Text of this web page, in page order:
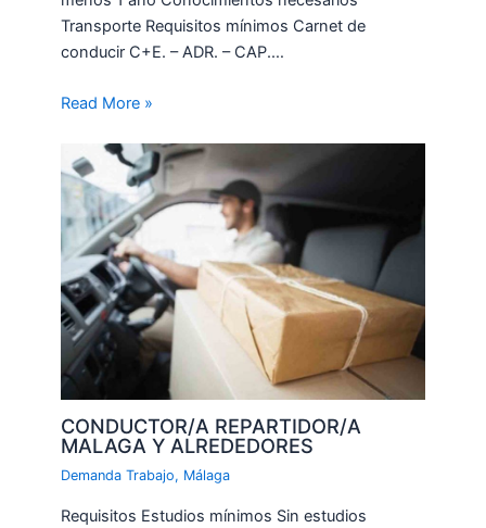
Transporte Requisitos mínimos Carnet de
conducir C+E. – ADR. – CAP.…
Read More »
CONDUCTOR/A REPARTIDOR/A
MALAGA Y ALREDEDORES
Demanda Trabajo, Málaga
Requisitos Estudios mínimos Sin estudios